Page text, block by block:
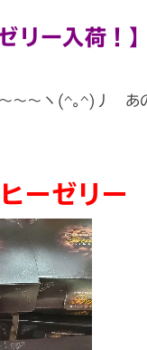
リー入荷！】
～～ヽ(^｡^)丿 あ
ーゼリー